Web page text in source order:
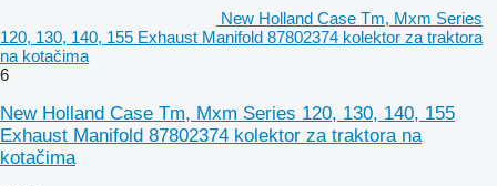
New Holland Case Tm, Mxm Series
120, 130, 140, 155 Exhaust Manifold 87802374 kolektor za traktora
na kotačima
6
New Holland Case Tm, Mxm Series 120, 130, 140, 155
Exhaust Manifold 87802374 kolektor za traktora na
kotačima